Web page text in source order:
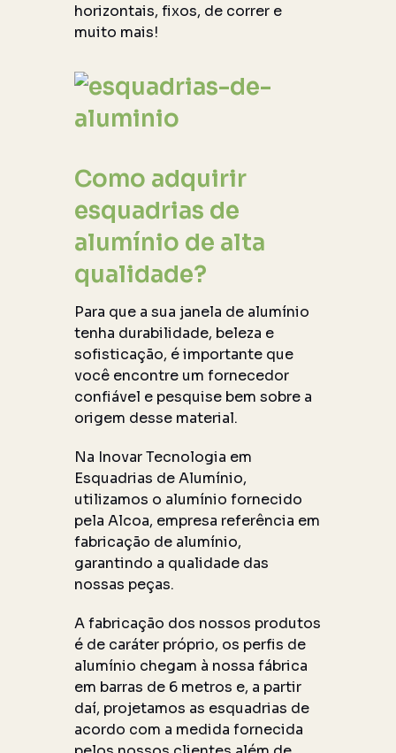
horizontais, fixos, de correr e
muito mais!
Como adquirir
esquadrias de
alumínio de alta
qualidade?
Para que a sua janela de alumínio
tenha durabilidade, beleza e
sofisticação, é importante que
você encontre um fornecedor
confiável e pesquise bem sobre a
origem desse material.
Na Inovar Tecnologia em
Esquadrias de Alumínio,
utilizamos o alumínio fornecido
pela Alcoa, empresa referência em
fabricação de alumínio,
garantindo a qualidade das
nossas peças.
A fabricação dos nossos produtos
é de caráter próprio, os perfis de
alumínio chegam à nossa fábrica
em barras de 6 metros e, a partir
daí, projetamos as esquadrias de
acordo com a medida fornecida